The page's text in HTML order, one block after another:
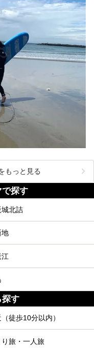
もっと見る
で探す
城北詰
地
探す
徒歩10分以内）
り旅・一人旅